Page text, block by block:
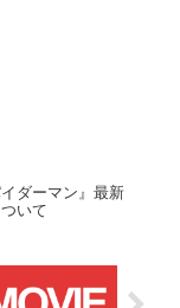
ダーマン』最新
いて